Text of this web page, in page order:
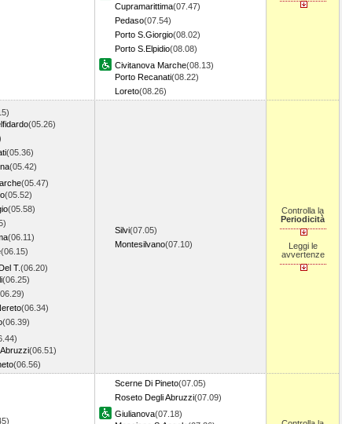
Cupramarittima(07.47)
Pedaso(07.54)
Porto S.Giorgio(08.02)
Porto S.Elpidio(08.08)
Civitanova Marche(08.13)
Porto Recanati(08.22)
Loreto(08.26)
(05.26)
(05.36)
(05.42)
(05.47)
(05.52)
(05.58)
(06.11)
(06.15)
T.(06.20)
(06.25)
(06.34)
(06.39)
(06.51)
(06.56)
Silvi(07.05)
Montesilvano(07.10)
Controlla la
Periodicità
Leggi le
avvertenze
Scerne Di Pineto(07.05)
Roseto Degli Abruzzi(07.09)
Giulianova(07.18)